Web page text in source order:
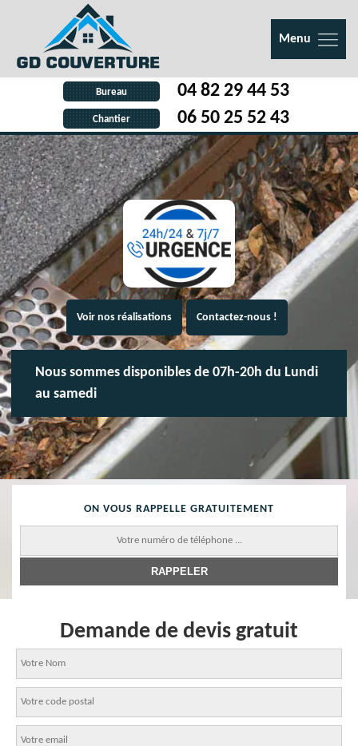
Menu
Bureau 04 82 29 44 53
Chantier 06 50 25 52 43
Voir nos réalisations Contactez-nous !
Nous sommes disponibles de 07h-20h du Lundi
au samedi
ON VOUS RAPPELLE GRATUITEMENT
Demande de devis gratuit